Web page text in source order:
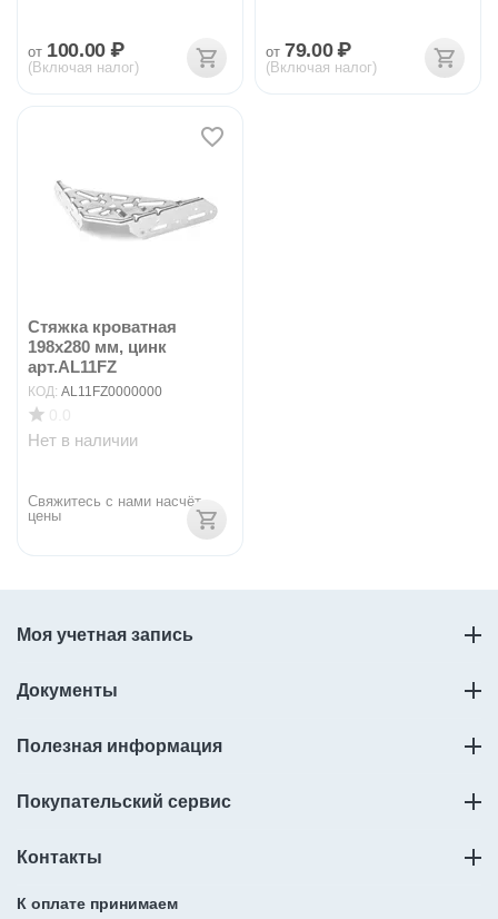
от 100.00 ₽
(Включая налог)
от 79.00 ₽
(Включая налог)
Стяжка кроватная
198х280 мм, цинк
арт.AL11FZ
КОД: AL11FZ0000000
Нет в наличии
Свяжитесь с нами насчёт
цены
Моя учетная запись
Документы
Полезная информация
Покупательский сервис
Контакты
К оплате принимаем